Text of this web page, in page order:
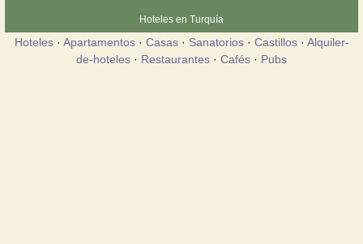
Hoteles en Turquía
Hoteles· Apartamentos· Casas· Sanatorios· Castillos· Alquiler-
de-hoteles · Restaurantes · Cafés · Pubs